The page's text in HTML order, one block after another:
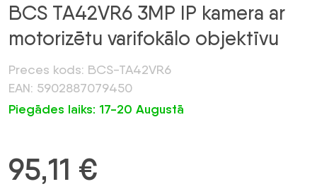
BCS TA42VR6 3MP IP kamera ar
motorizētu varifokālo objektīvu
Preces kods: BCS-TA42VR6
EAN: 5902887079450
Piegādes laiks: 17-20 Augustā
95,11 €